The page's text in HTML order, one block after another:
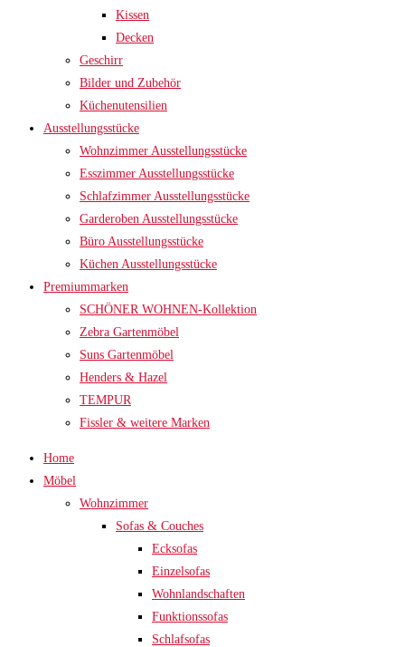
Kissen
Decken
Geschirr
Bilder und Zubehör
Küchenutensilien
Ausstellungsstücke
Wohnzimmer Ausstellungsstücke
Esszimmer Ausstellungsstücke
Schlafzimmer Ausstellungsstücke
Garderoben Ausstellungsstücke
Büro Ausstellungsstücke
Küchen Ausstellungsstücke
Premiummarken
SCHÖNER WOHNEN-Kollektion
Zebra Gartenmöbel
Suns Gartenmöbel
Henders & Hazel
TEMPUR
Fissler & weitere Marken
Home
Möbel
Wohnzimmer
Sofas & Couches
Ecksofas
Einzelsofas
Wohnlandschaften
Funktionssofas
Schlafsofas